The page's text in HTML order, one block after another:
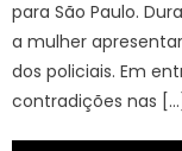
para São Paulo.
a mulher
dos policiais. Em
contradições nas […]